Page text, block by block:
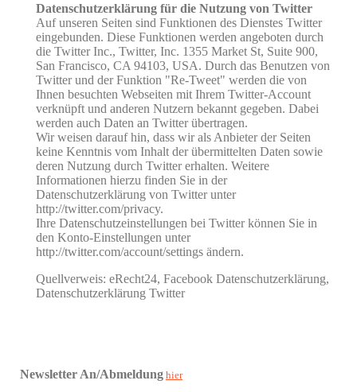
Datenschutzerklärung für die Nutzung von Twitter
Auf unseren Seiten sind Funktionen des Dienstes Twitter
eingebunden. Diese Funktionen werden angeboten durch
die Twitter Inc., Twitter, Inc. 1355 Market St, Suite 900,
San Francisco, CA 94103, USA. Durch das Benutzen von
Twitter und der Funktion "Re-Tweet" werden die von
Ihnen besuchten Webseiten mit Ihrem Twitter-Account
verknüpft und anderen Nutzern bekannt gegeben. Dabei
werden auch Daten an Twitter übertragen.
Wir weisen darauf hin, dass wir als Anbieter der Seiten
keine Kenntnis vom Inhalt der übermittelten Daten sowie
deren Nutzung durch Twitter erhalten. Weitere
Informationen hierzu finden Sie in der
Datenschutzerklärung von Twitter unter
http://twitter.com/privacy.
Ihre Datenschutzeinstellungen bei Twitter können Sie in
den Konto-Einstellungen unter
http://twitter.com/account/settings ändern.
Quellverweis: eRecht24, Facebook Datenschutzerklärung,
Datenschutzerklärung Twitter
Newsletter An/Abmeldung hier